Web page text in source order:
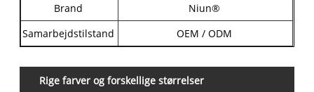
Brand
Niun®
Samarbejdstilstand
OEM / ODM
Rige farver og forskellige størrelser